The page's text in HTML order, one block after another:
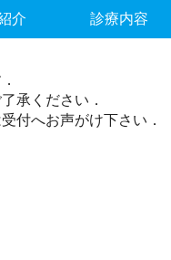
介 診療内容
開始します．
承ください．
付へお声がけ下さい．